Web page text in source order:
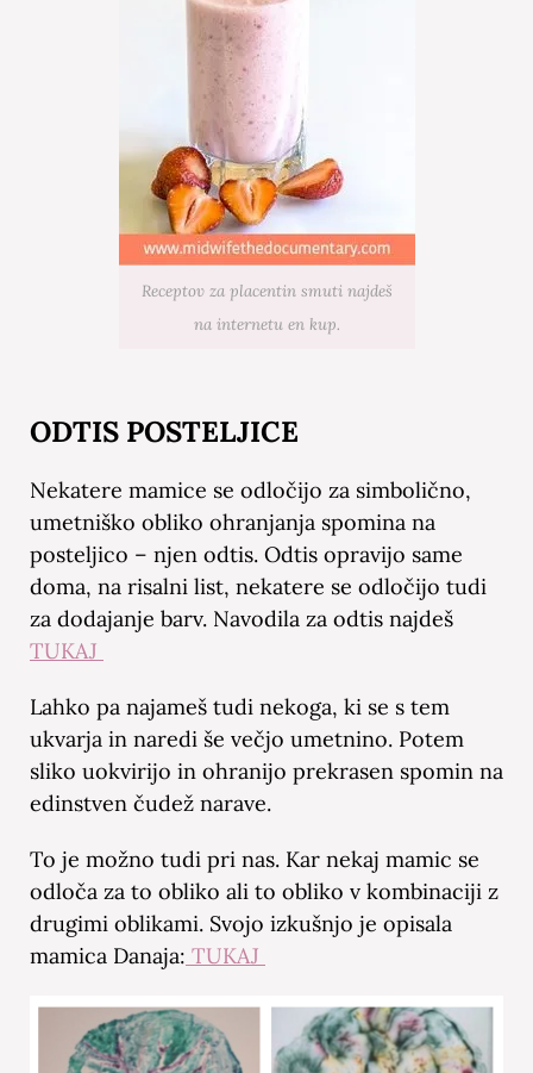
Receptov za placentin smuti najdeš
na internetu en kup.
ODTIS POSTELJICE
Nekatere mamice se odločijo za simbolično,
umetniško obliko ohranjanja spomina na
posteljico – njen odtis. Odtis opravijo same
doma, na risalni list, nekatere se odločijo tudi
za dodajanje barv. Navodila za odtis najdeš
TUKAJ
Lahko pa najameš tudi nekoga, ki se s tem
ukvarja in naredi še večjo umetnino. Potem
sliko uokvirijo in ohranijo prekrasen spomin na
edinstven čudež narave.
To je možno tudi pri nas. Kar nekaj mamic se
odloča za to obliko ali to obliko v kombinaciji z
drugimi oblikami. Svojo izkušnjo je opisala
mamica Danaja: TUKAJ